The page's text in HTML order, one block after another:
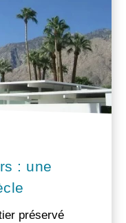
: une
préservé